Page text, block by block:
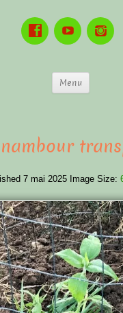
Menu
7 mai 2025 Image Size: